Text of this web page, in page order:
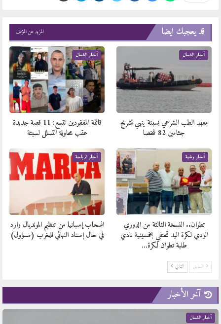
قد يعجبك ايضا المزيد عن المؤلف
أخبار الشمال
معهد الطب الشرعي بسبتة ينهي تشريح
جثامين 82 شخصا
أخبار الشمال
قائمة المفقودين تتسع: 11 قصة جديدة
عقب محاولة التسلل لسبتة
أخبار وطنية
تطوان.. النسخة الثالثة من الدوري
الودي لكرة اليد تحتفي بخمسينية نادي
طلبة تطوان لكرة…
أخبار الرياضة
انسحاب إسبانيا من تنظيم المونديال وارد
في حال إسناد النهائي للمغرب (مسؤول)
السابق التالي
آخر الأخبار
أخبار الشمال